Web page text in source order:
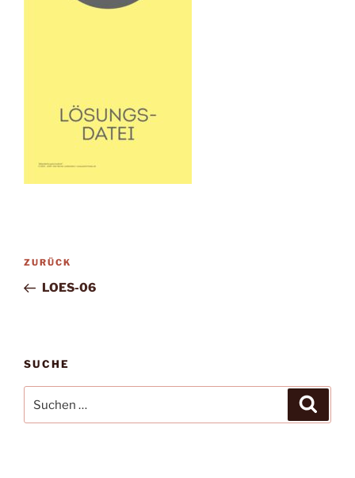
Beitragsnavigation
Vorheriger
Beitrag
ZURÜCK
LOES-06
SUCHE
nach: